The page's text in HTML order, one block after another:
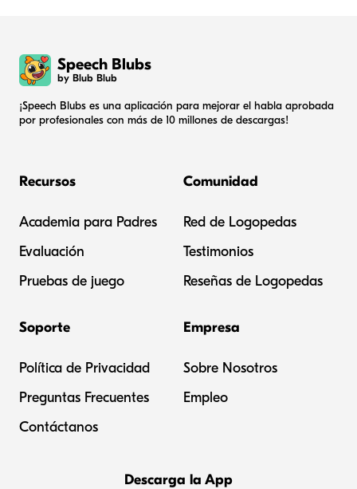
Speech Blubs
by Blub Blub
¡Speech Blubs es una aplicación para mejorar el habla aprobada
por profesionales con más de 10 millones de descargas!
Recursos
Academia para Padres
Evaluación
Pruebas de juego
Comunidad
Red de Logopedas
Testimonios
Reseñas de Logopedas
Soporte
Política de Privacidad
Preguntas Frecuentes
Contáctanos
Empresa
Sobre Nosotros
Empleo
Descarga la App